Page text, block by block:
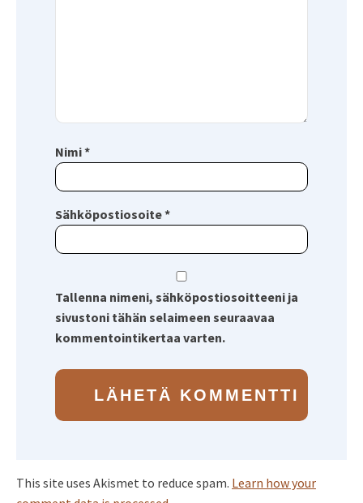
Nimi*
Sähköpostiosoite*
Tallenna nimeni, sähköpostiosoitteeni ja
sivustoni tähän selaimeen seuraavaa
kommentointikertaa varten.
This site uses Akismet to reduce spam. Learn how your